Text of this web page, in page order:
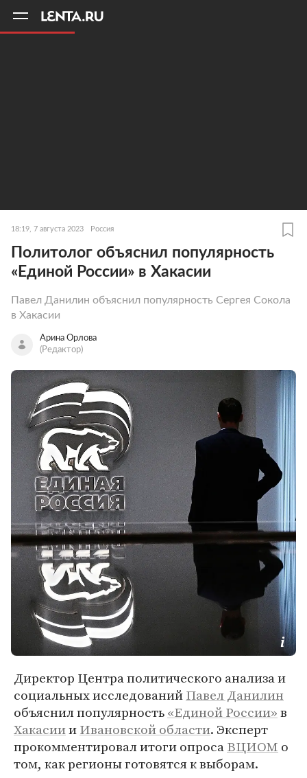
18:19, 7 августа 2023 Россия
Политолог объяснил популярность
«Единой России» в Хакасии
Павел Данилин объяснил популярность Сергея Сокола
в Хакасии
Арина Орлова
(Редактор)
Директор Центра политического анализа и
социальных исследованийПавел Данилин
объяснил популярность«Единой России»в
ХакасиииИвановской области. Эксперт
прокомментировал итоги опросаВЦИОМ о
том, как регионы готовятся к выборам.